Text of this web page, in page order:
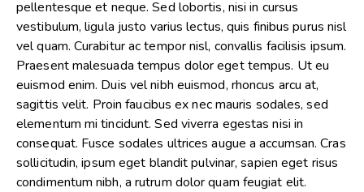
pellentesque et neque. Sed lobortis, nisi in cursus
vestibulum, ligula justo varius lectus, quis finibus purus nisl
vel quam. Curabitur ac tempor nisl, convallis facilisis ipsum.
Praesent malesuada tempus dolor eget tempus. Ut eu
euismod enim. Duis vel nibh euismod, rhoncus arcu at,
sagittis velit. Proin faucibus ex nec mauris sodales, sed
elementum mi tincidunt. Sed viverra egestas nisi in
consequat. Fusce sodales ultrices augue a accumsan. Cras
sollicitudin, ipsum eget blandit pulvinar, sapien eget risus
condimentum nibh, a rutrum dolor quam feugiat elit.